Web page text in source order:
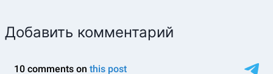
Добавить комментарий